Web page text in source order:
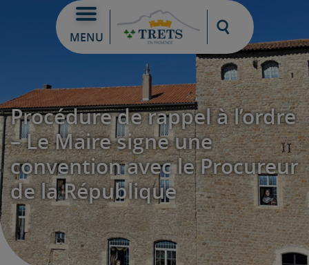
MENU
Moteur de
Procédure de rappel à l’ordre
– Le Maire signe une
convention avec le Procureur
de la République